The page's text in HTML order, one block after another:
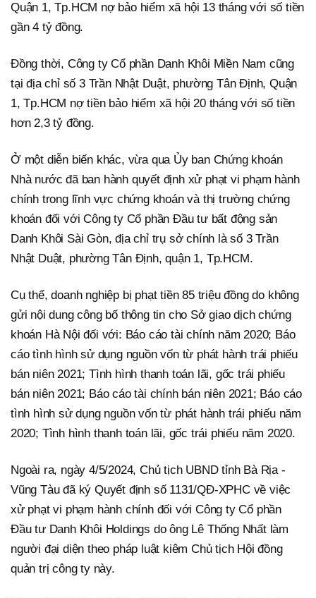
Quận 1, Tp.HCM nợ bảo hiểm xã hội 13 tháng với số tiền
gần 4 tỷ đồng.
Đồng thời, Công ty Cổ phần Danh Khôi Miền Nam cũng
tại địa chỉ số 3 Trần Nhật Duật, phường Tân Định, Quận
1, Tp.HCM nợ tiền bảo hiểm xã hội 20 tháng với số tiền
hơn 2,3 tỷ đồng.
Ở một diễn biến khác, vừa qua Ủy ban Chứng khoán
Nhà nước đã ban hành quyết định xử phạt vi phạm hành
chính trong lĩnh vực chứng khoán và thị trường chứng
khoán đối với Công ty Cổ phần Đầu tư bất động sản
Danh Khôi Sài Gòn, địa chỉ trụ sở chính là số 3 Trần
Nhật Duật, phường Tân Định, quận 1, Tp.HCM.
Cụ thể, doanh nghiệp bị phạt tiền 85 triệu đồng do không
gửi nội dung công bố thông tin cho Sở giao dịch chứng
khoán Hà Nội đối với: Báo cáo tài chính năm 2020; Báo
cáo tình hình sử dụng nguồn vốn từ phát hành trái phiếu
bán niên 2021; Tình hình thanh toán lãi, gốc trái phiếu
bán niên 2021; Báo cáo tài chính bán niên 2021; Báo cáo
tình hình sử dụng nguồn vốn từ phát hành trái phiếu năm
2020; Tình hình thanh toán lãi, gốc trái phiếu năm 2020.
Ngoài ra, ngày 4/5/2024, Chủ tịch UBND tỉnh Bà Rịa -
Vũng Tàu đã ký Quyết định số 1131/QĐ-XPHC về việc
xử phạt vi phạm hành chính đối với Công ty Cổ phần
Đầu tư Danh Khôi Holdings do ông Lê Thống Nhất làm
người đại diện theo pháp luật kiêm Chủ tịch Hội đồng
quản trị công ty này.